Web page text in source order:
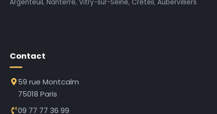
Argenteuil, Nanterre, Vitry-sur-Seine, Créteil, Aubervilliers
Contact
59 rue Montcalm
75018 Paris
09 77 77 36 99